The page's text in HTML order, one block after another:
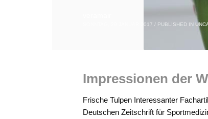
SONNTAG, 29 JANUAR 2017 / PUBLISHED IN
Impressionen der
Frische Tulpen Interessanter
Deutschen Zeitschrift für